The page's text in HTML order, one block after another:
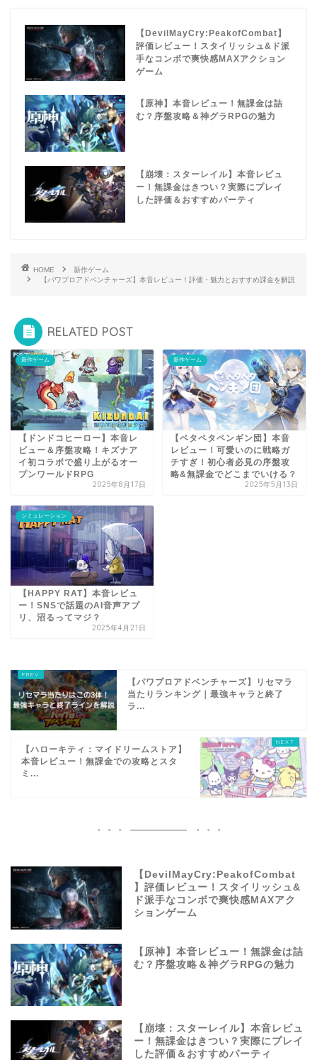
【DevilMayCry:PeakofCombat】
評価レビュー！スタイリッシュ&ド派
手なコンボで爽快感MAXアクション
ゲーム
【原神】本音レビュー！無課金は詰
む？序盤攻略＆神グラRPGの魅力
【崩壊：スターレイル】本音レビュ
ー！無課金はきつい？実際にプレイ
した評価＆おすすめパーティ
HOME
新作ゲーム
【パワプロアドベンチャーズ】本音レビュー！評価・魅力とおすすめ課金を解説
RELATED POST
新作ゲーム
【ドンドコヒーロー】本音レ
ビュー＆序盤攻略！キズナア
イ初コラボで盛り上がるオー
プンワールドRPG
2025年8月17日
新作ゲーム
【ペタペタペンギン団】本音
レビュー！可愛いのに戦略ガ
チすぎ！初心者必見の序盤攻
略&無課金でどこまでいける？
2025年5月13日
シミュレーション
【HAPPY RAT】本音レビュ
ー！SNSで話題のAI音声アプ
リ、沼るってマジ？
2025年4月21日
【パワプロアドベンチャーズ】リセマラ
当たりランキング｜最強キャラと終了
ラ...
【ハローキティ：マイドリームストア】
本音レビュー！無課金での攻略とスタ
ミ...
【DevilMayCry:PeakofCombat
】評価レビュー！スタイリッシュ&
ド派手なコンボで爽快感MAXアク
ションゲーム
【原神】本音レビュー！無課金は詰
む？序盤攻略＆神グラRPGの魅力
【崩壊：スターレイル】本音レビュ
ー！無課金はきつい？実際にプレイ
した評価＆おすすめパーティ